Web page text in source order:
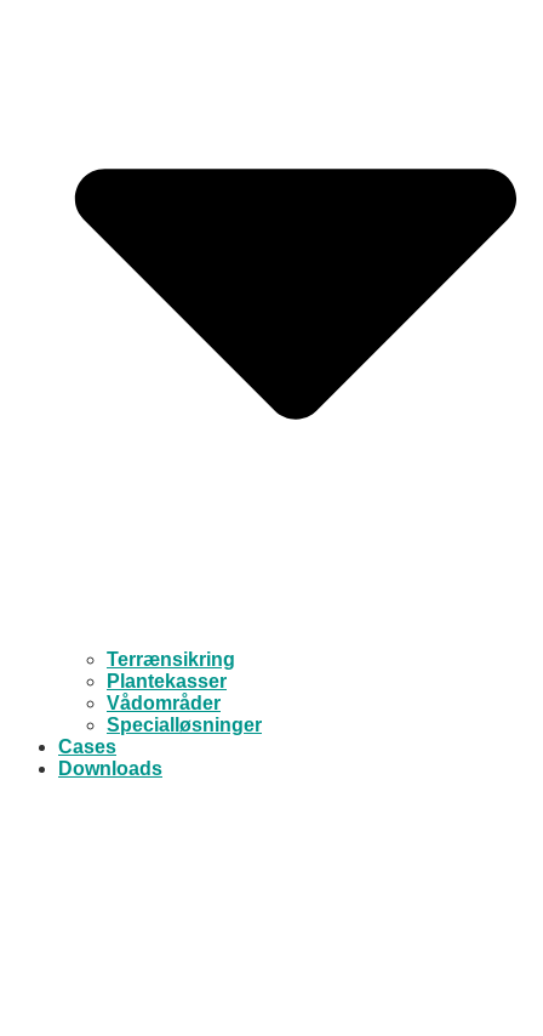
Terrænsikring
Plantekasser
Vådområder
Specialløsninger
Cases
Downloads